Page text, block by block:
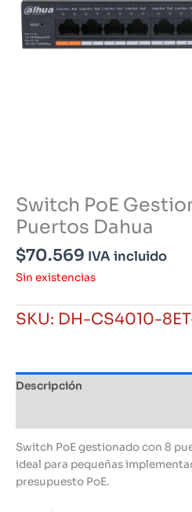
Switch PoE
Puertos Dahua
$70.569 IVA incluido
Sin existencias
SKU: DH-CS4010-
Descripción
Switch PoE gestionado con 8
ideal para pequeñas
presupuesto PoE.